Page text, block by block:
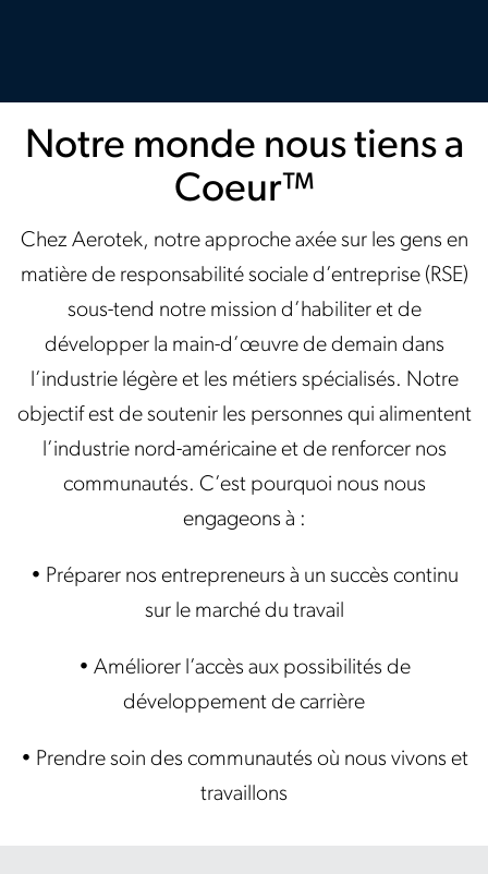
Notre monde nous tiens a
Coeur™
Chez Aerotek, notre approche axée sur les gens en
matière de responsabilité sociale d’entreprise (RSE)
sous-tend notre mission d’habiliter et de
développer la main-d’œuvre de demain dans
l’industrie légère et les métiers spécialisés. Notre
objectif est de soutenir les personnes qui alimentent
l’industrie nord-américaine et de renforcer nos
communautés. C’est pourquoi nous nous
engageons à :
• Préparer nos entrepreneurs à un succès continu
sur le marché du travail
• Améliorer l’accès aux possibilités de
développement de carrière
• Prendre soin des communautés où nous vivons et
travaillons